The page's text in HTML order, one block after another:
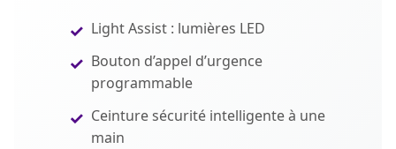
Light Assist : lumières LED
Bouton d’appel d’urgence
programmable
Ceinture sécurité intelligente à une
main